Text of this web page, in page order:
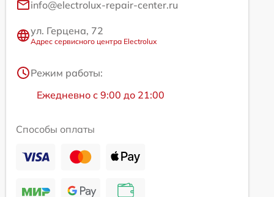
info@electrolux-repair-center.ru
ул. Герцена, 72
Адрес сервисного центра Electrolux
Режим работы:
Ежедневно с 9:00 до 21:00
Способы оплаты